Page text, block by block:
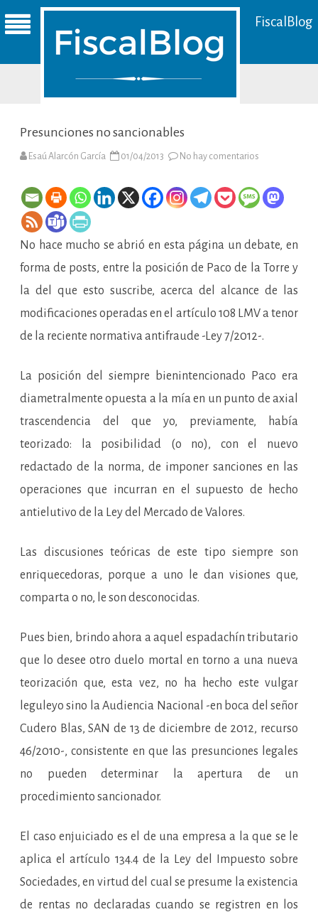
FiscalBlog
Presunciones no sancionables
Esaú Alarcón García 01/04/2013 No hay comentarios
sancionables
No hace mucho se abrió en esta página un debate, en
forma de posts, entre la posición de Paco de la Torre y
la del que esto suscribe, acerca del alcance de las
modificaciones operadas en el artículo 108 LMV a tenor
de la reciente normativa antifraude -Ley 7/2012-.
La posición del siempre bienintencionado Paco era
diametralmente opuesta a la mía en un punto de axial
trascendencia del que yo, previamente, había
teorizado: la posibilidad (o no), con el nuevo
redactado de la norma, de imponer sanciones en las
operaciones que incurran en el supuesto de hecho
antielutivo de la Ley del Mercado de Valores.
Las discusiones teóricas de este tipo siempre son
enriquecedoras, porque a uno le dan visiones que,
comparta o no, le son desconocidas.
Pues bien, brindo ahora a aquel espadachín tributario
que lo desee otro duelo mortal en torno a una nueva
teorización que, esta vez, no ha hecho este vulgar
leguleyo sino la Audiencia Nacional -en boca del señor
Cudero Blas, SAN de 13 de diciembre de 2012, recurso
46/2010-, consistente en que las presunciones legales
no pueden determinar la apertura de un
procedimiento sancionador.
El caso enjuiciado es el de una empresa a la que se le
aplica el artículo 134.4 de la Ley del Impuesto sobre
Sociedades, en virtud del cual se presume la existencia
de rentas no declaradas cuando se registren en los